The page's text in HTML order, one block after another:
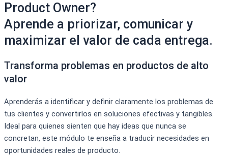
Product Owner?
Aprende a priorizar, comunicar y
maximizar el valor de cada entrega.
Transforma problemas en productos de alto
valor
Aprenderás a identificar y definir claramente los problemas de
tus clientes y convertirlos en soluciones efectivas y tangibles.
Ideal para quienes sienten que hay ideas que nunca se
concretan, este módulo te enseña a traducir necesidades en
oportunidades reales de producto.